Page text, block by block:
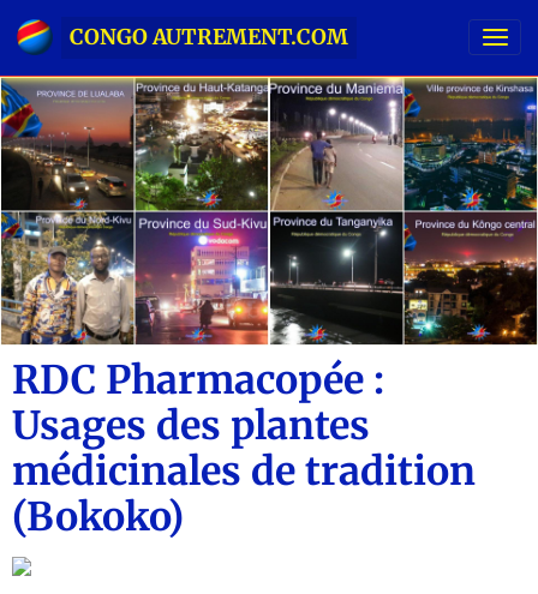
CONGO AUTREMENT.COM
RDC Pharmacopée :
Usages des plantes
médicinales de tradition
(Bokoko)